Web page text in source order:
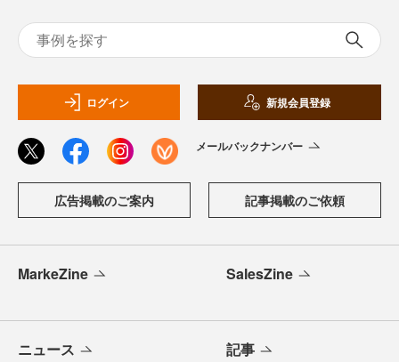
ログイン 新規会員登録
メールバックナンバー
広告掲載のご案内 記事掲載のご依頼
MarkeZine SalesZine
ニュース 記事